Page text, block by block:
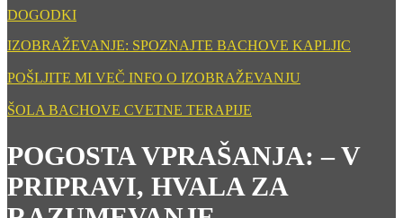
DOGODKI
IZOBRAŽEVANJE: SPOZNAJTE BACHOVE KAPLJIC
POŠLJITE MI VEČ INFO O IZOBRAŽEVANJU
ŠOLA BACHOVE CVETNE TERAPIJE
POGOSTA VPRAŠANJA: – V
PRIPRAVI, HVALA ZA